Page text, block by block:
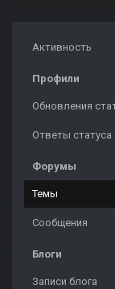
Активность
Профили
Обновления
Ответы статуса
Форумы
Темы
Сообщения
Блоги
Записи блога